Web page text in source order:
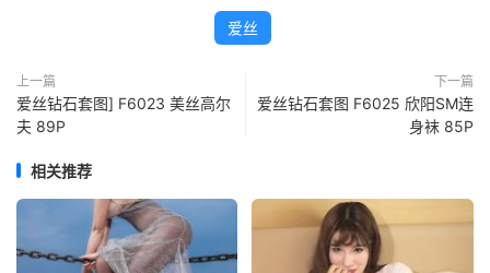
爱丝
上一篇
爱丝钻石套图] F6023 美丝高尔
夫 89P
下一篇
爱丝钻石套图 F6025 欣阳SM连
身袜 85P
相关推荐